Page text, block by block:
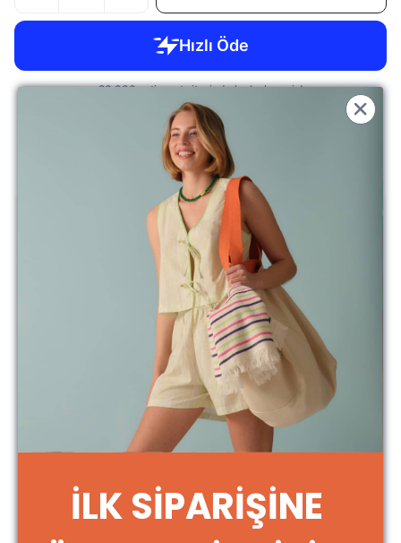
2.500 TL üzeri ücretsiz kargo
Deniz kenarında, havuz başında, yazın alınacak buz gibi duşlar
sonrası yüksek emiciliği sayesinde bu peştamallar favoriniz olacak.
Bu modelde hangi detaylar var:
Bir yüzü peştamal, bir yüzü havlu
Yıkama talimatlarını aşağıda bulabilirsiniz
Güzel günlerde kullanın....
** İade ve değişim işlemlerinde kargo ücreti müşterilerimiz
tarafından karşılanmaktadır.
100cm x 180cm
Yıkama Talimatı:İLK SİPARİŞİNE